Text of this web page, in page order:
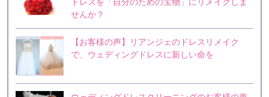
せんか？
【お客様の声】リアンジェのドレスリメイク
で、ウェディングドレスに新しい命を